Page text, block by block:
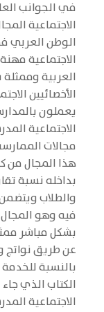
في الجوانب
الاجتماعية
العربية
الأخصائيين
يعملون
الاجتماعية
مجالات
هذا المجال من
فيه وهو المجال
بشكل مباشر
عن طريق نواتج
بالنسبة
الكتاب الذي
الاجتماعية